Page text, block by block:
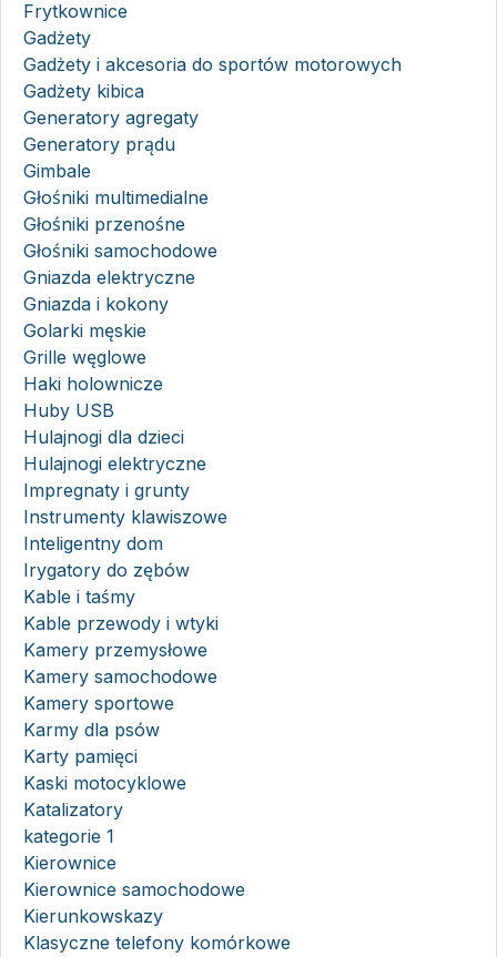
Frytkownice
Gadżety
Gadżety i akcesoria do sportów motorowych
Gadżety kibica
Generatory agregaty
Generatory prądu
Gimbale
Głośniki multimedialne
Głośniki przenośne
Głośniki samochodowe
Gniazda elektryczne
Gniazda i kokony
Golarki męskie
Grille węglowe
Haki holownicze
Huby USB
Hulajnogi dla dzieci
Hulajnogi elektryczne
Impregnaty i grunty
Instrumenty klawiszowe
Inteligentny dom
Irygatory do zębów
Kable i taśmy
Kable przewody i wtyki
Kamery przemysłowe
Kamery samochodowe
Kamery sportowe
Karmy dla psów
Karty pamięci
Kaski motocyklowe
Katalizatory
kategorie 1
Kierownice
Kierownice samochodowe
Kierunkowskazy
Klasyczne telefony komórkowe